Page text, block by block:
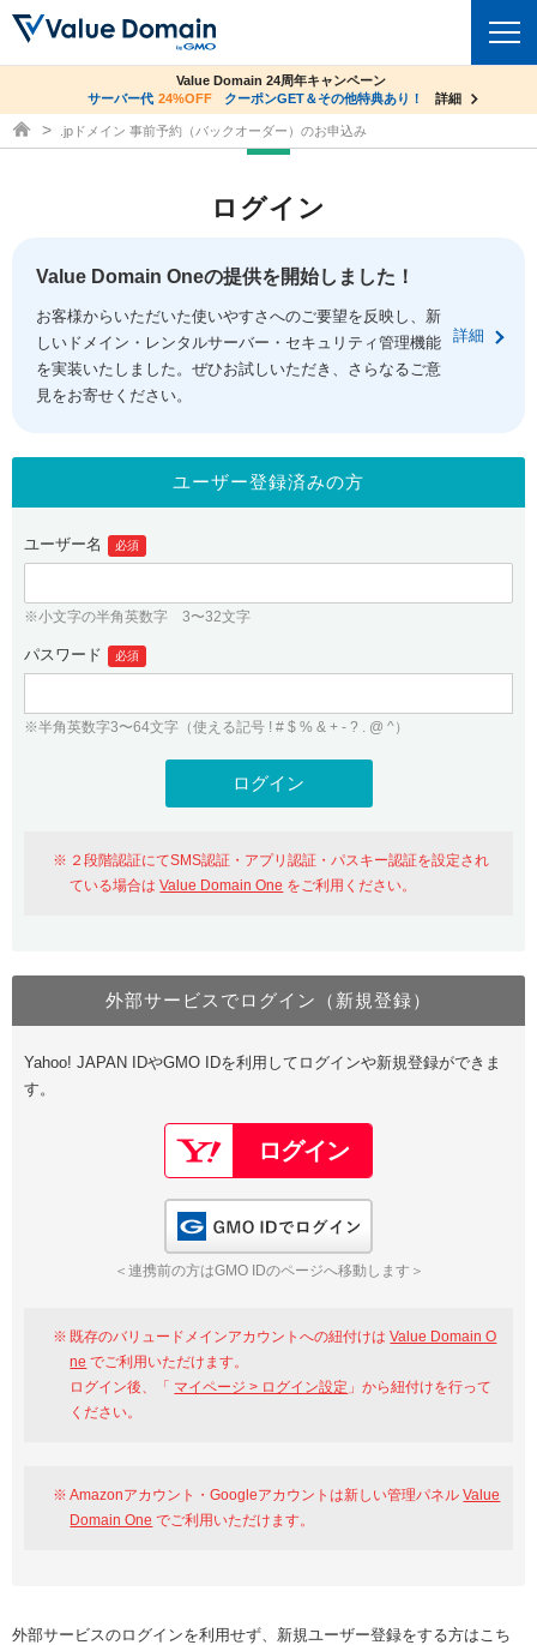
ドメイントップ
ドメイン移管
ドメイン価格一覧
ドメイン一括検索
.jpドメインオークション
gTLDオークション NEW!
.jpドメインバックオーダー
プレミアムドメイン
人気ドメインの種類
WHOIS検索
コアサーバー
バリューサーバー
XREA
セキュリティトップ
Value Domain ネットde診断
SSL証明書
サービストップ
お得意様割引
紹介制度
バリュードメインAPI
ドメイン・ホスティングOEM
facebook
ログイン
従来のバリュードメインをご利用希望の方
Value Domainにログイン
おすすめ One レンタルサーバーを含む最新の機能を使う方
Value Domain Oneにログイン
Google
GMO ID Amazon
※AmazonはValue Domain Oneのログイン画面へ遷移します
ユーザー登録
Value Domain Oneアカウント作成
以下でも登録可能
Google Yahoo!
GMO ID
co.jpドメイン✕コアサーバーV2ビジネス応援キャンペーン
サーバー料金1年間無料
詳細
Value Domain 24周年キャンペーン
サーバー代 24%OFF クーポンGET＆その他特典あり！ 詳細
ドメイン取得ならバリュードメイン
.jpドメイン 事前予約（バックオーダー）のお申込み
ログイン
Value Domain Oneの提供を開始しました！
お客様からいただいた使いやすさへのご要望を反映し、新
しいドメイン・レンタルサーバー・セキュリティ管理機能
を実装いたしました。ぜひお試しいただき、さらなるご意
見をお寄せください。
詳細
ユーザー登録済みの方
ユーザー名 必須
※小文字の半角英数字 3〜32文字
パスワード 必須
※半角英数字3〜64文字（使える記号 ! # $ % & + - ? . @ ^）
２段階認証にてSMS認証・アプリ認証・パスキー認証を設定され
ている場合はValue Domain One をご利用ください。
外部サービスでログイン（新規登録）
Yahoo! JAPAN IDやGMO IDを利用してログインや新規登録ができま
す。
＜連携前の方はGMO IDのページへ移動します＞
既存のバリュードメインアカウントへの紐付けはValue Domain O
ne でご利用いただけます。
ログイン後、「 マイページ > ログイン設定 」から紐付けを行って
ください。
Amazonアカウント・Googleアカウントは新しい管理パネルValue
Domain One でご利用いただけます。
外部サービスのログインを利用せず、新規ユーザー登録をする方はこち